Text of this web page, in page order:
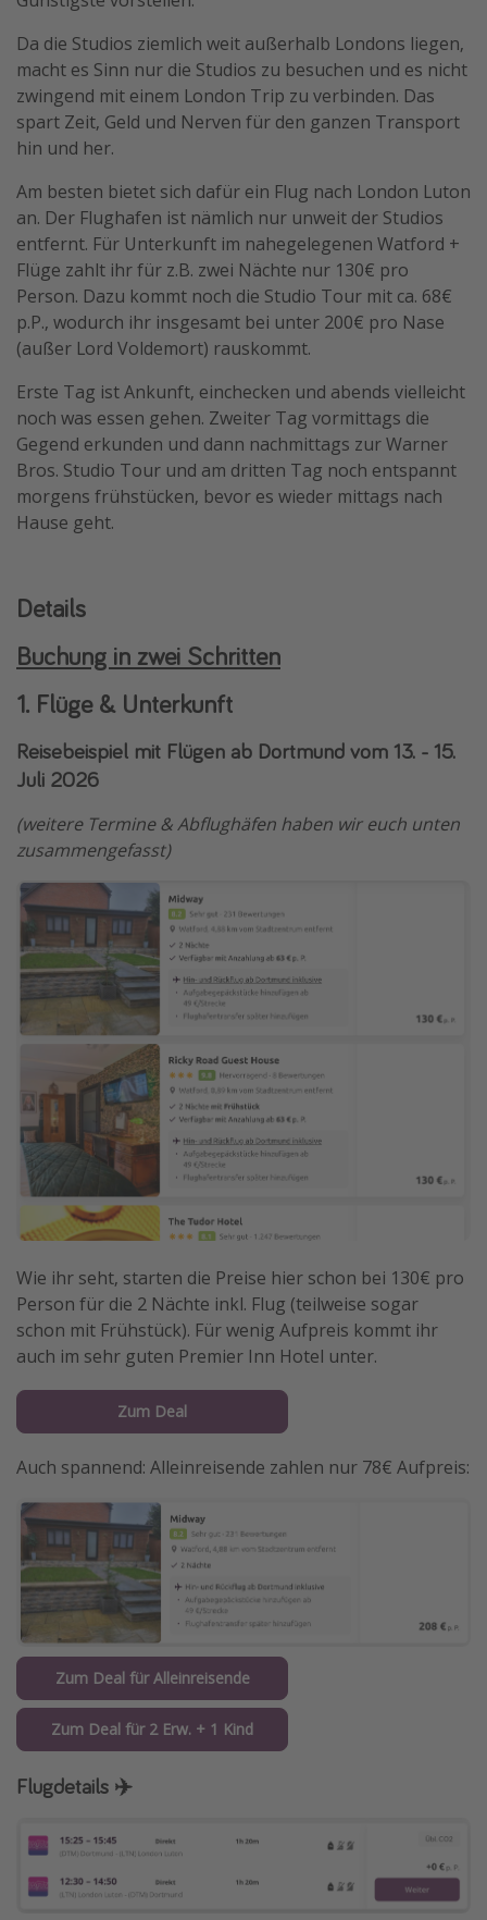
Silvesterreisen
Last Minute Urlaub Mallorca
Last Minute Urlaub Deutschland
Da die Studios ziemlich weit außerhalb Londons liegen,
macht es Sinn nur die Studios zu besuchen und es nicht
zwingend mit einem London Trip zu verbinden. Das
spart Zeit, Geld und Nerven für den ganzen Transport
hin und her.
Am besten bietet sich dafür ein Flug nach London Luton
an. Der Flughafen ist nämlich nur unweit der Studios
entfernt. Für Unterkunft im nahegelegenen Watford +
Flüge zahlt ihr für z.B. zwei Nächte nur 130€ pro
Person. Dazu kommt noch die Studio Tour mit ca. 68€
p.P., wodurch ihr insgesamt bei unter 200€ pro Nase
(außer Lord Voldemort) rauskommt.
Erste Tag ist Ankunft, einchecken und abends vielleicht
noch was essen gehen. Zweiter Tag vormittags die
Gegend erkunden und dann nachmittags zur Warner
Bros. Studio Tour und am dritten Tag noch entspannt
morgens frühstücken, bevor es wieder mittags nach
Hause geht.
Details
Buchung in zwei Schritten
1. Flüge & Unterkunft
Reisebeispiel mit Flügen ab Dortmund vom 13. - 15.
Juli 2026
(weitere Termine & Abflughäfen haben wir euch unten
zusammengefasst)
Wie ihr seht, starten die Preise hier schon bei 130€ pro
Person für die 2 Nächte inkl. Flug (teilweise sogar
schon mit Frühstück). Für wenig Aufpreis kommt ihr
auch im sehr guten Premier Inn Hotel unter.
Zum Deal
Auch spannend: Alleinreisende zahlen nur 78€ Aufpreis:
Zum Deal für Alleinreisende
Zum Deal für 2 Erw. + 1 Kind
Flugdetails ✈️